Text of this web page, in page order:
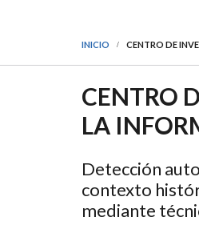
INICIO CENTRO DE
CENTRO
LA
Detección
contexto
mediante